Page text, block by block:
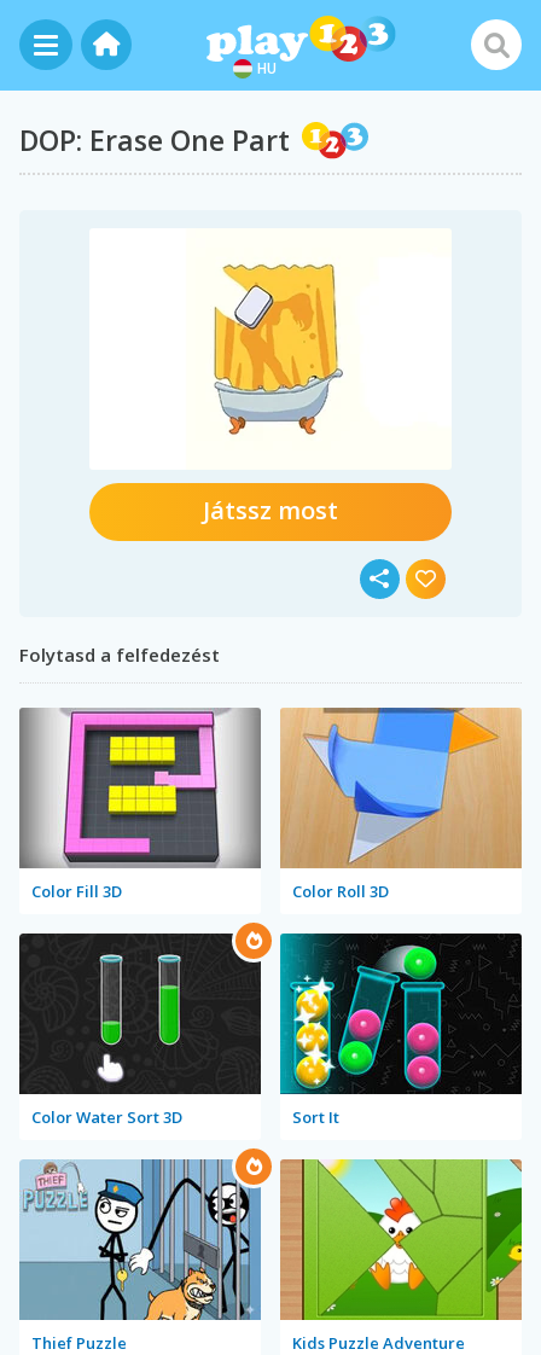
HU
DOP: Erase One Part
Játssz most
Folytasd a felfedezést
Color Fill 3D Color Roll 3D
Color Water Sort 3D Sort It
Thief Puzzle Kids Puzzle Adventure